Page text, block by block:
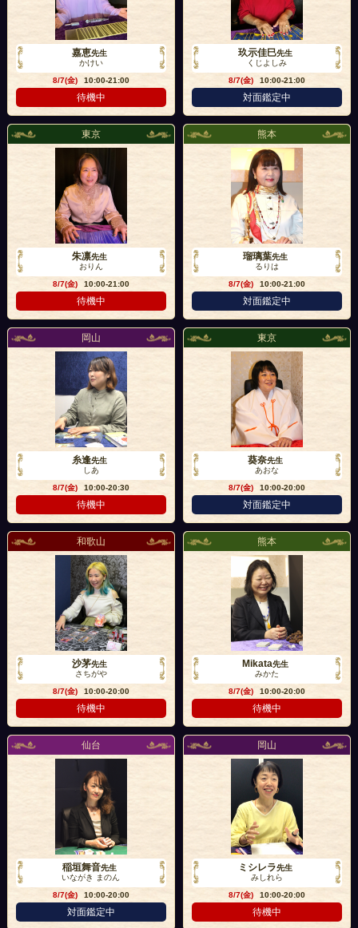
嘉恵先生
かけい
8/7(金)
10:00-21:00
待機中
玖示佳巳先生
くじよしみ
8/7(金)
10:00-21:00
対面鑑定中
東京
朱凛先生
おりん
8/7(金)
10:00-21:00
待機中
熊本
瑠璃葉先生
るりは
8/7(金)
10:00-21:00
対面鑑定中
岡山
糸逢先生
しあ
8/7(金)
10:00-20:30
待機中
東京
葵奈先生
あおな
8/7(金)
10:00-20:00
対面鑑定中
和歌山
沙茅先生
さちがや
8/7(金)
10:00-20:00
待機中
熊本
Mikata先生
みかた
8/7(金)
10:00-20:00
待機中
仙台
稲垣舞音先生
いながき まのん
8/7(金)
10:00-20:00
対面鑑定中
岡山
ミシレラ先生
みしれら
8/7(金)
10:00-20:00
待機中